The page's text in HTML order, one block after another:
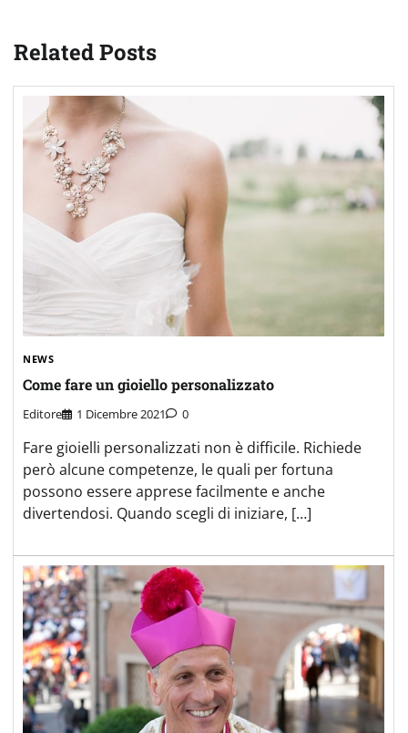
Related Posts
NEWS
Come fare un gioiello personalizzato
Editore 1 Dicembre 2021 0
Fare gioielli personalizzati non è difficile. Richiede
però alcune competenze, le quali per fortuna
possono essere apprese facilmente e anche
divertendosi. Quando scegli di iniziare, […]